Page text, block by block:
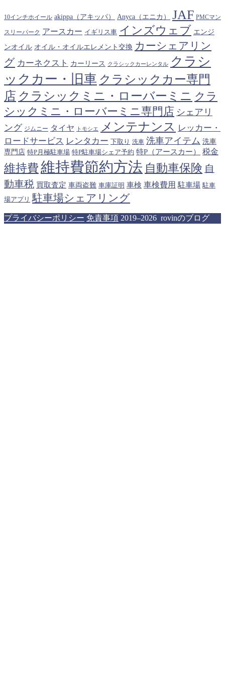
10インチホイール akippa（アキッパ） Anyca（エニカ） JAF PMCマン
スリーパーク アースカー イギリス車 インズウェブ エンジ
ンオイル オイル・オイルエレメント交換 カーシェアリン
グ カーネクスト カーリース クラシックカーレンタル
クラシ
ックカー・旧車 クラシックカー専門
店 クラシックミニ・ローバーミニ クラ
シックミニ・ローバーミニ専門店 シェアリ
ング ジムニー タイヤ トモシエ メンテナンス レッカー・
ロードサービス レンタカー 下取り 洗車 洗車アイテム 洗車
専門店 特P月極駐車場 特P駐車場シェア予約 特P（アースカー） 税金
維持費 維持費節約方法 自動車保険 自
動車税 買取査定 車両盗難 車庫証明 車検 車検費用 駐車場 駐車
場アプリ 駐車場シェアリング
プライバシーポリシー 免責事項 2019–2026 rovinのブログ